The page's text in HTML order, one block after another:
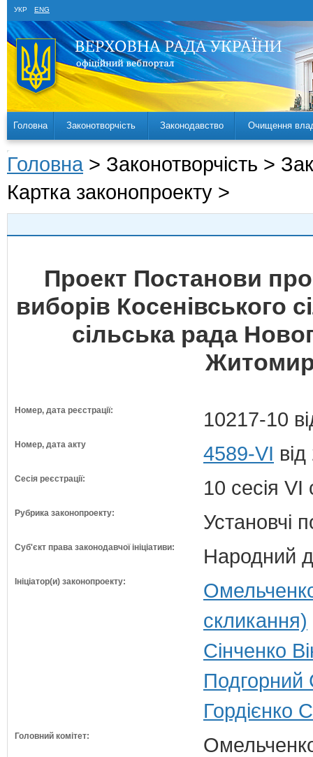
УКР ENG
Головна Законотворчість Законодавство Очищення
Головна > Законотворчість >
Картка законопроекту >
Проект Постанови
виборів Косенівського
сільська рада
Номер, дата реєстрації: 10217-10
Номер, дата акту 4589-VI
Сесія реєстрації: 10 сесія VI
Рубрика законопроекту: Установчі
Суб'єкт права законодавчої ініціативи: Народний
Ініціатор(и) законопроекту:
скликання)
Сінченко
Подгорний
Гордієнко
Головний комітет: